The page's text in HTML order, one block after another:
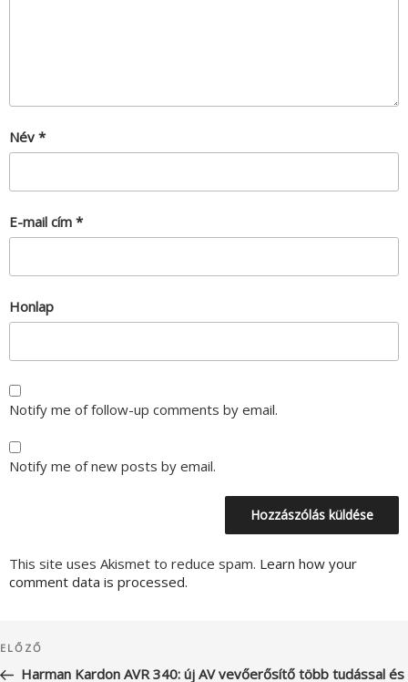
Név *
E-mail cím *
Honlap
Notify me of follow-up comments by email.
Notify me of new posts by email.
This site uses Akismet to reduce spam. Learn how your
comment data is processed.
navigáció
Korábbi
bejegyzés
ELŐZŐ
Harman Kardon AVR 340: új AV vevőerősítő több tudással és